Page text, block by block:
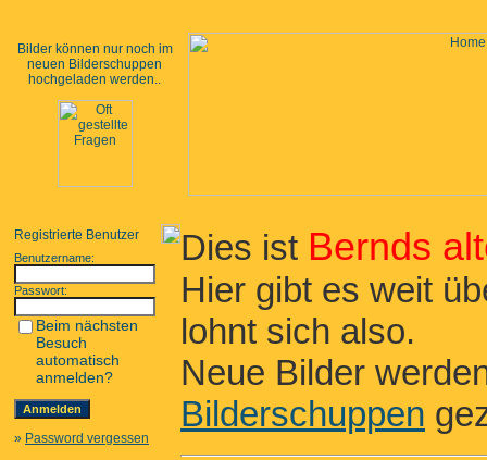
Bilder können nur noch im
neuen Bilderschuppen
hochgeladen werden..
Registrierte Benutzer
Benutzername:
Passwort:
Beim nächsten
Besuch
automatisch
anmelden?
» Password vergessen
Dies ist Bernds
Hier gibt es weit
lohnt sich also.
Neue Bilder
Bilderschuppen